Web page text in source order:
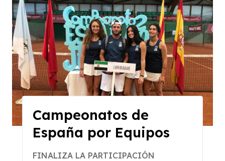
Campeonatos de
España por Equipos
FINALIZA LA PARTICIPACIÓN